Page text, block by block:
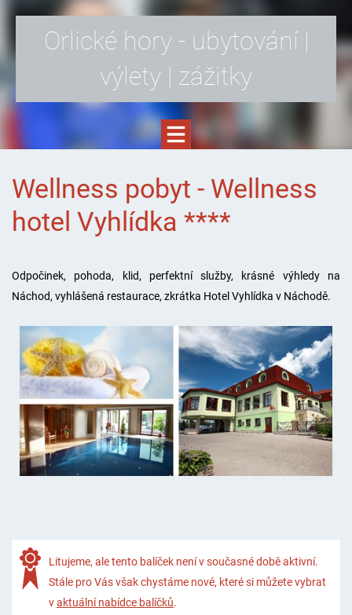
Orlické hory - ubytování |
výlety | zážitky
Wellness pobyt - Wellness
hotel Vyhlídka ****
Odpočinek, pohoda, klid, perfektní služby, krásné výhledy na
Náchod, vyhlášená restaurace, zkrátka Hotel Vyhlídka v Náchodě.
Litujeme, ale tento balíček není v současné době aktivní.
Stále pro Vás však chystáme nové, které si můžete vybrat
vaktuální nabídce balíčků.